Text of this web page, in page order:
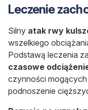
Leczenie
Silny atak rwy
wszelkiego
Podstawą leczenia
czasowe
czynności
podnoszenie